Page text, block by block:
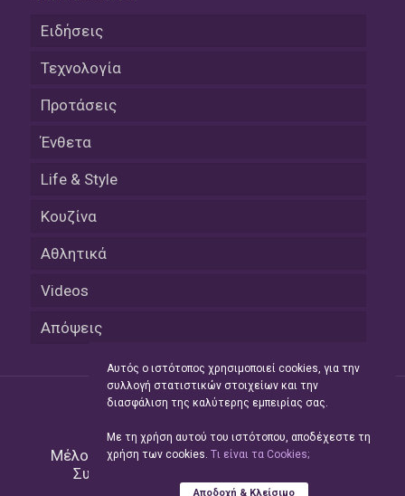
Ειδήσεις
Τεχνολογία
Προτάσεις
Ένθετα
Life & Style
Κουζίνα
Αθλητικά
Videos
Απόψεις
Μέλος του Δικτύου τηςHellas Press Media
Συντήρηση και Ανάπτυξη
Αυτός ο ιστότοπος χρησιμοποιεί cookies, για την
συλλογή στατιστικών στοιχείων και την
διασφάλιση της καλύτερης εμπειρίας σας.
Με τη χρήση αυτού του ιστότοπου, αποδέχεστε τη
χρήση των cookies. Tι είναι τα Cookies;
Αποδοχή & Κλείσιμο